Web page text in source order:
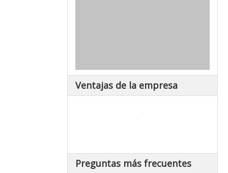
Ventajas de la empresa
Preguntas más frecuentes